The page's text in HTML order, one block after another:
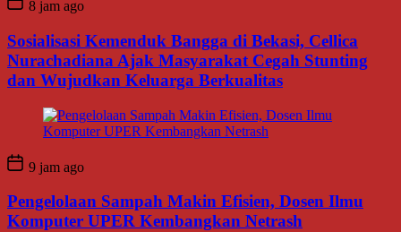
8 jam ago
Sosialisasi Kemenduk Bangga di Bekasi, Cellica
Nurachadiana Ajak Masyarakat Cegah Stunting
dan Wujudkan Keluarga Berkualitas
9 jam ago
Pengelolaan Sampah Makin Efisien, Dosen Ilmu
Komputer UPER Kembangkan Netrash